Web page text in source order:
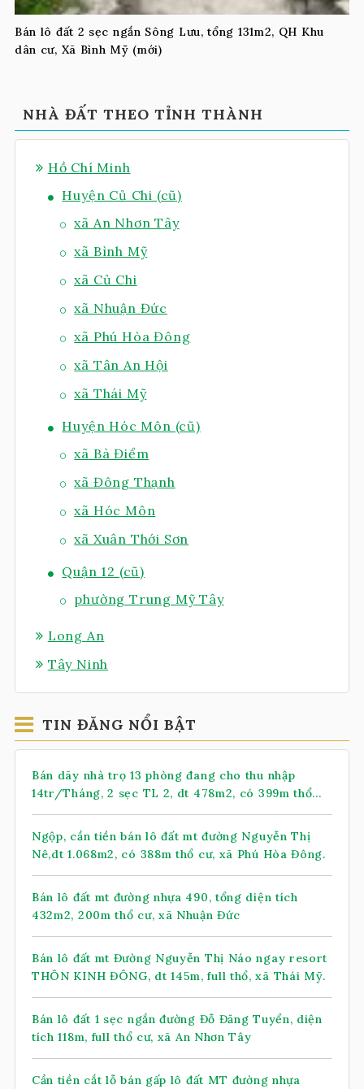
Bán lô đất 2 sẹc ngắn Sông Lưu, tổng 131m2, QH Khu
dân cư, Xã Bình Mỹ (mới)
NHÀ ĐẤT THEO TỈNH THÀNH
Hồ Chí Minh
Huyện Củ Chi (cũ)
xã An Nhơn Tây
xã Bình Mỹ
xã Củ Chi
xã Nhuận Đức
xã Phú Hòa Đông
xã Tân An Hội
xã Thái Mỹ
Huyện Hóc Môn (cũ)
xã Bà Điểm
xã Đông Thạnh
xã Hóc Môn
xã Xuân Thới Sơn
Quận 12 (cũ)
phường Trung Mỹ Tây
Long An
Tây Ninh
TIN ĐĂNG NỔI BẬT
Bán dãy nhà trọ 13 phòng đang cho thu nhập
14tr/Tháng, 2 sẹc TL 2, dt 478m2, có 399m thổ
cư, xã Nhuận Đức (mới)
Ngộp, cần tiền bán lô đất mt đường Nguyễn Thị
Nê,dt 1.068m2, có 388m thổ cư, xã Phú Hòa Đông.
Bán lô đất mt đường nhựa 490, tổng diện tích
432m2, 200m thổ cư, xã Nhuận Đức
Bán lô đất mt Đường Nguyễn Thị Náo ngay resort
THÔN KINH ĐÔNG, dt 145m, full thổ, xã Thái Mỹ.
Bán lô đất 1 sẹc ngắn đường Đỗ Đăng Tuyển, diện
tích 118m, full thổ cư, xã An Nhơn Tây
Cần tiền cắt lỗ bán gấp lô đất MT đường nhựa